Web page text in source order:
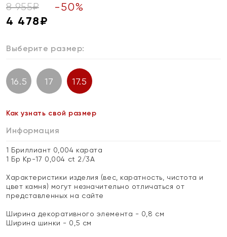
8 955₽ -50%
4 478₽
Выберите размер:
16.5 17 17.5
Как узнать свой размер
Информация
1 Бриллиант 0,004 карата
1 Бр Кр-17 0,004 ct 2/3А
Характеристики изделия (вес, каратность, чистота и
цвет камня) могут незначительно отличаться от
представленных на сайте
Ширина декоративного элемента - 0,8 см
Ширина шинки - 0,5 см